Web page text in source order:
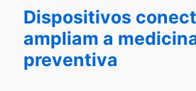
Dispositivos
ampliam a
preventiva